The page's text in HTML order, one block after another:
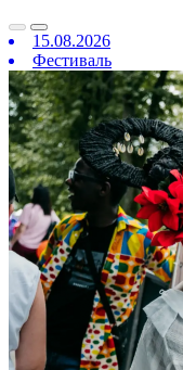
15.08.2026
Фестиваль